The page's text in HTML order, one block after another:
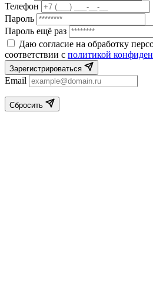
Телефон
Пароль
Пароль ещё раз
Даю согласие на обработку
соответствии с политикой
Зарегистрироваться
Email
Сбросить